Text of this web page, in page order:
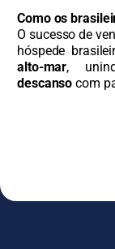
Como os
O sucesso de
hóspede
alto-mar,
descanso com